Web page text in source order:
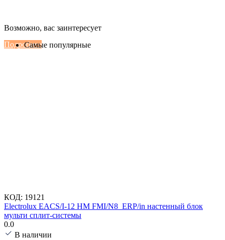
Настенные сплит-системы Haier
Подробнее
Возможно, вас заинтересует
Самые популярные
КОД: 19121
Electrolux EACS/I-12 HM FMI/N8_ERP/in настенный блок
мульти сплит-системы
0.0
В наличии